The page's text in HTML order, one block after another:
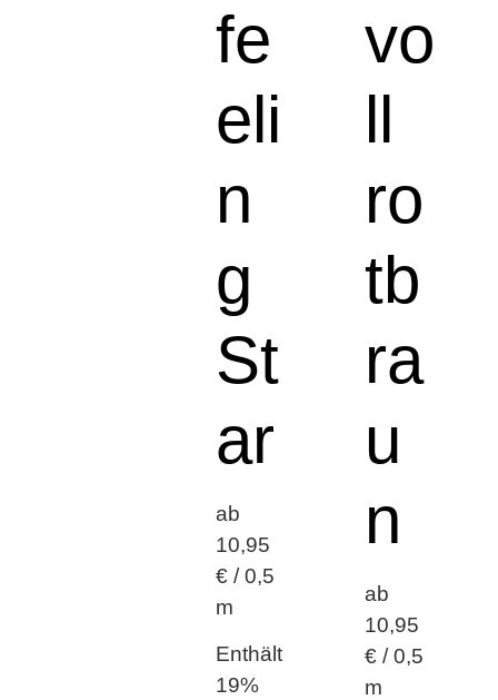
fe
eli
n
g
St
ar
ab
10,95
€ / 0,5
m
Enthält
19%
vo
ll
ro
tb
ra
u
n
ab
10,95
€ / 0,5
m